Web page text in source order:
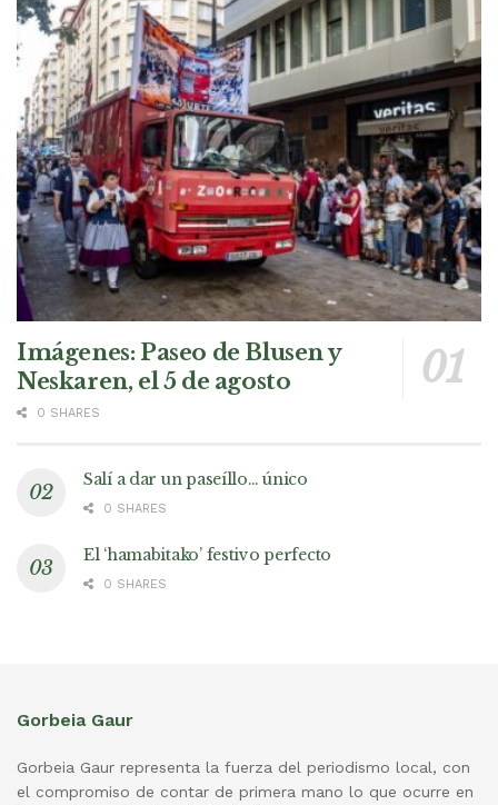
Imágenes: Paseo de Blusen y
Neskaren, el 5 de agosto
0 SHARES
Salí a dar un paseíllo… único
0 SHARES
El ‘hamabitako’ festivo perfecto
0 SHARES
Gorbeia Gaur
Gorbeia Gaur representa la fuerza del periodismo local, con
el compromiso de contar de primera mano lo que ocurre en